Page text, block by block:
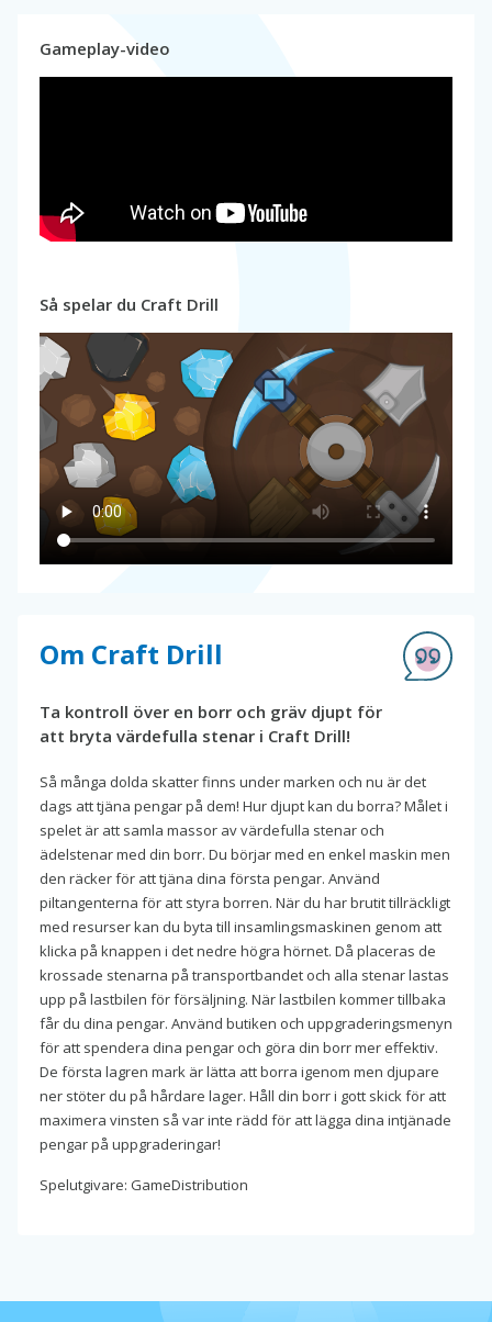
Gameplay-video
Så spelar du Craft Drill
Om Craft Drill
Ta kontroll över en borr och gräv djupt för
att bryta värdefulla stenar i Craft Drill!
Så många dolda skatter finns under marken och nu är det
dags att tjäna pengar på dem! Hur djupt kan du borra? Målet i
spelet är att samla massor av värdefulla stenar och
ädelstenar med din borr. Du börjar med en enkel maskin men
den räcker för att tjäna dina första pengar. Använd
piltangenterna för att styra borren. När du har brutit tillräckligt
med resurser kan du byta till insamlingsmaskinen genom att
klicka på knappen i det nedre högra hörnet. Då placeras de
krossade stenarna på transportbandet och alla stenar lastas
upp på lastbilen för försäljning. När lastbilen kommer tillbaka
får du dina pengar. Använd butiken och uppgraderingsmenyn
för att spendera dina pengar och göra din borr mer effektiv.
De första lagren mark är lätta att borra igenom men djupare
ner stöter du på hårdare lager. Håll din borr i gott skick för att
maximera vinsten så var inte rädd för att lägga dina intjänade
pengar på uppgraderingar!
Spelutgivare: GameDistribution